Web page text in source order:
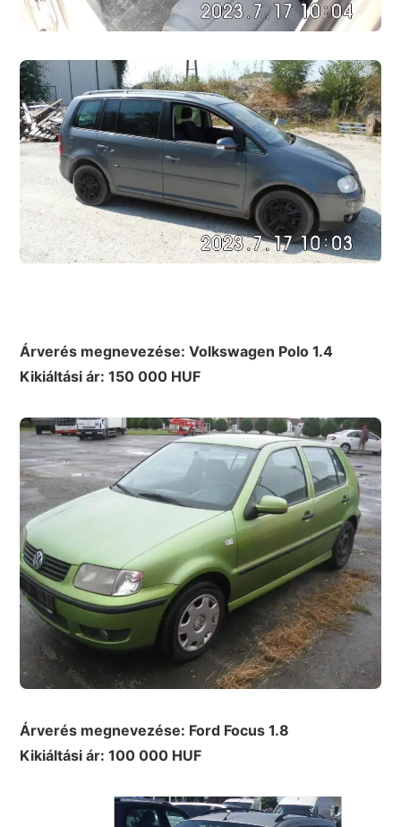
Árverés megnevezése: Volkswagen Polo 1.4
Kikiáltási ár: 150 000 HUF
Árverés megnevezése: Ford Focus 1.8
Kikiáltási ár: 100 000 HUF